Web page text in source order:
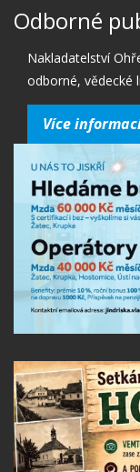
Odborné
Nakladatelství
odborné, vědecké
Více